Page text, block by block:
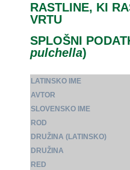
RASTLINE, KI
VRTU
SPLOŠNI
pulchella)
LATINSKO IME
AVTOR
SLOVENSKO IME
ROD
DRUŽINA (LATINSKO)
DRUŽINA
RED